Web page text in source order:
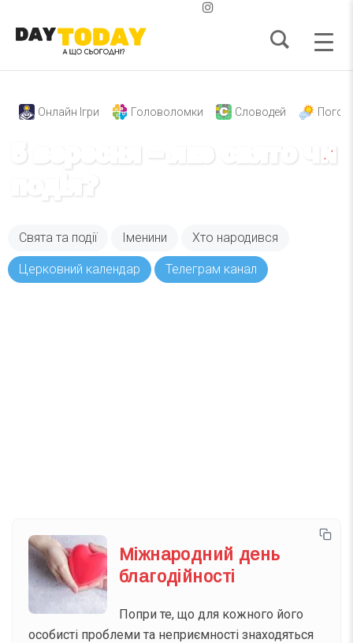
Онлайн Ігри Головоломки Словодей
5 вересня – яке свято чи
подія?
Свята та події Іменини Хто народився
Церковний календар Телеграм канал
Міжнародний день
благодійності
Попри те, що для кожного його
особисті проблеми та неприємності знаходяться